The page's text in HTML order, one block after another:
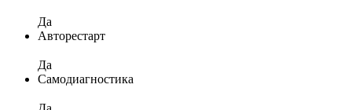
Да
Авторестарт
Да
Самодиагностика